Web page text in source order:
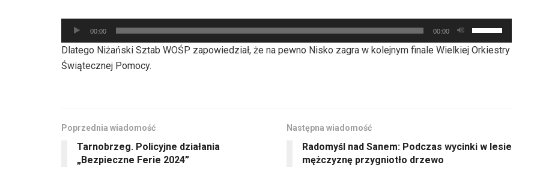
zwiększyć
lub
Odtwarzacz
plików
dźwiękowych
00:00 00:00
strzałek
do
zwiększyć
Dlatego Niżański Sztab WOŚP zapowiedział, że na pewno Nisko zagra w kolejnym finale Wielkiej Orkiestry
Świątecznej Pomocy.
Poprzednia wiadomość
Tarnobrzeg. Policyjne działania
„Bezpieczne Ferie 2024”
Następna wiadomość
Radomyśl nad Sanem: Podczas wycinki w lesie
mężczyznę przygniotło drzewo